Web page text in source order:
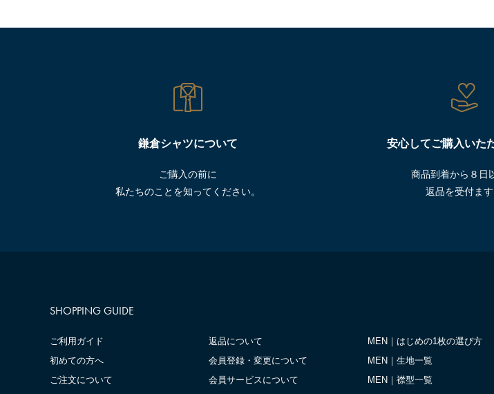
鎌倉シャツについて
ご購入の前に
私たちのことを知ってください。
安心してご購入いた
商品到着から８日
返品を受付ます
SHOPPING GUIDE
ご利用ガイド
初めての方へ
ご注文について
返品について
会員登録・変更について
会員サービスについて
MEN｜はじめの1枚の選び方
MEN｜生地一覧
MEN｜襟型一覧